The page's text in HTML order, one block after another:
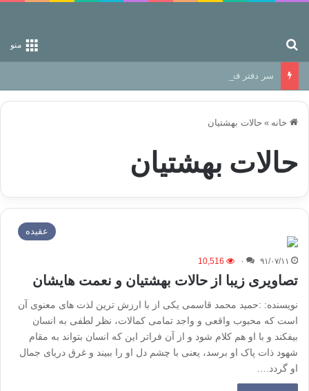
منو
سر دفتر فساد در زمین‌، دوری وکناره‌گیری از راه خداست‌!
خانه » حالات بهشتیان
حالات بهشتیان
عقیده
۹۱/۰۷/۱۱ ۰ 10,516
تصاویری زیبا از حالات بهشتیان و نعمت هایشان
نویسنده: :حمید محمد قاسمی یکی از با ارزش ترین لذت های معنوی آن
است که محبوب واقعی و واجد تمامی کمالات، نظر لطفی به انسان
بیفکند و با او هم کلام شود و از آن فراتر این که انسان بتواند به مقام
شهود ذات پاک او برسد، یعنی با چشم دل او را ببیند و غرق دریای جمال
او گردد.…